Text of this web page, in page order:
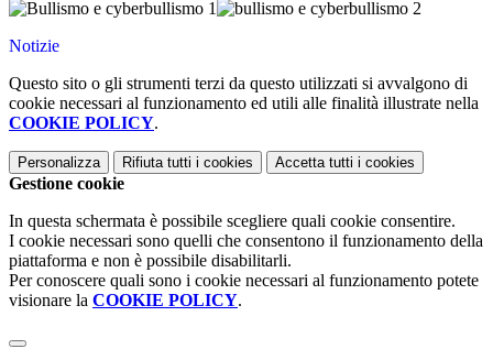
Notizie
Questo sito o gli strumenti terzi da questo utilizzati si avvalgono di
cookie necessari al funzionamento ed utili alle finalità illustrate nella
COOKIE POLICY.
Personalizza Rifiuta tutti i cookies Accetta tutti i cookies
Gestione cookie
In questa schermata è possibile scegliere quali cookie consentire.
I cookie necessari sono quelli che consentono il funzionamento della
piattaforma e non è possibile disabilitarli.
Per conoscere quali sono i cookie necessari al funzionamento potete
visionare la COOKIE POLICY.